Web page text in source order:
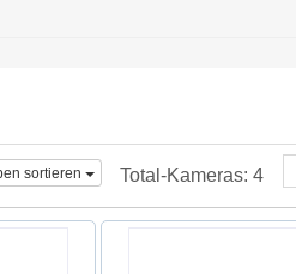
sortieren Total-Kameras: 4